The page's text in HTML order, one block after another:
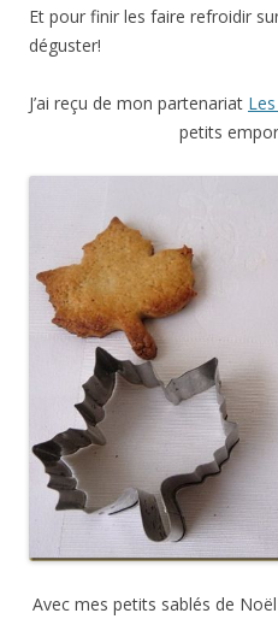
Et pour finir les faire refroidir
déguster!
J’ai reçu de mon partenariat
petits
Avec mes petits sablés de